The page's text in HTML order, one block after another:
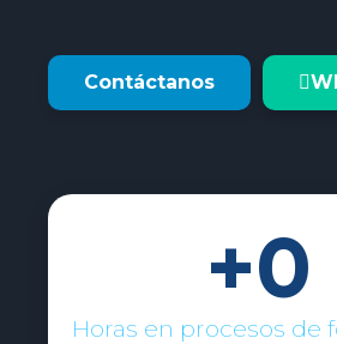
Contáctanos
Horas en procesos de
+0